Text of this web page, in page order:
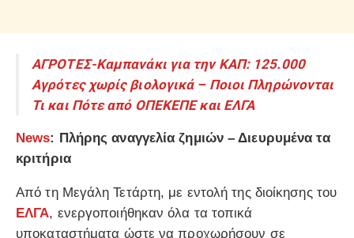
ΑΓΡΟΤΕΣ-Καμπανάκι για την ΚΑΠ: 125.000
Αγρότες χωρίς βιολογικά – Ποιοι Πληρώνονται
Τι και Πότε από ΟΠΕΚΕΠΕ και ΕΛΓΑ
News: Πλήρης αναγγελία ζημιών – Διευρυμένα τα
κριτήρια
Από τη Μεγάλη Τετάρτη, με εντολή της διοίκησης του
ΕΛΓΑ, ενεργοποιήθηκαν όλα τα τοπικά
υποκαταστήματα ώστε να προχωρήσουν σε